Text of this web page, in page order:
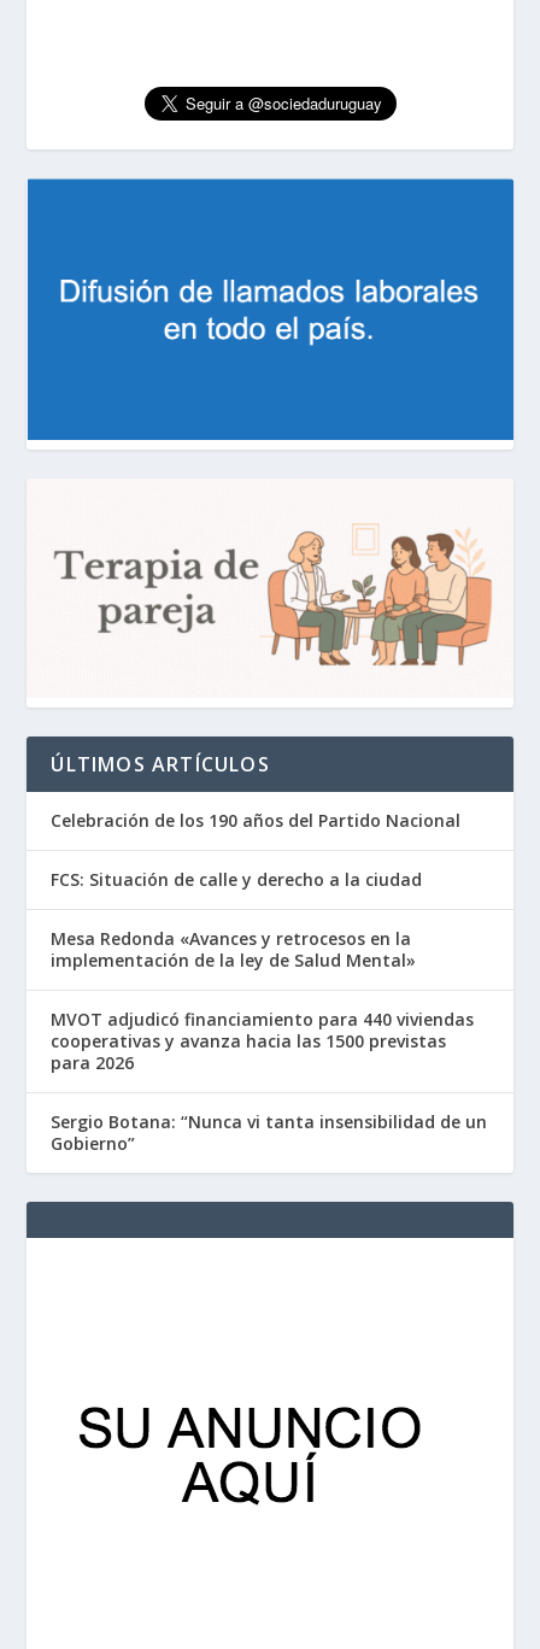
ÚLTIMOS ARTÍCULOS
Celebración de los 190 años del Partido Nacional
FCS: Situación de calle y derecho a la ciudad
Mesa Redonda «Avances y retrocesos en la
implementación de la ley de Salud Mental»
MVOT adjudicó financiamiento para 440 viviendas
cooperativas y avanza hacia las 1500 previstas
para 2026
Sergio Botana: “Nunca vi tanta insensibilidad de un
Gobierno”